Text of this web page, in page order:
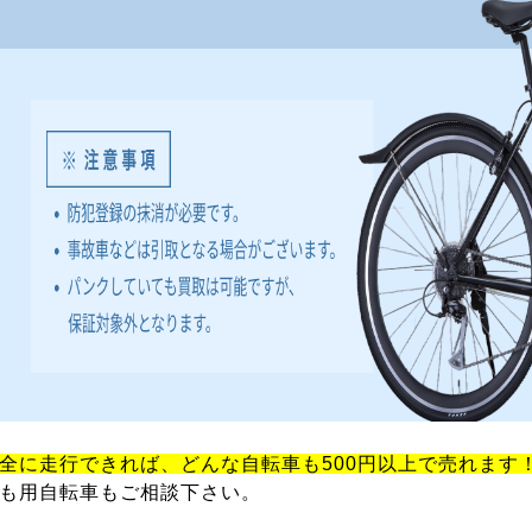
に走行できれば、どんな自転車も500円以上で売れます
用自転車もご相談下さい。